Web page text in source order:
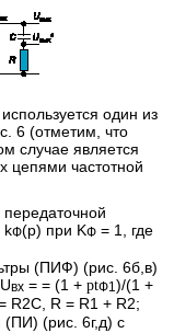
один из
6 (отметим, что
случае является
цепями частотной
kФ(p) при KФ = 1, где
(ПИФ) (рис. 6б,в)
вх = = (1 +ptФ1 )/(1 +
R2C, R = R1 + R2;
(рис. 6г,д) с